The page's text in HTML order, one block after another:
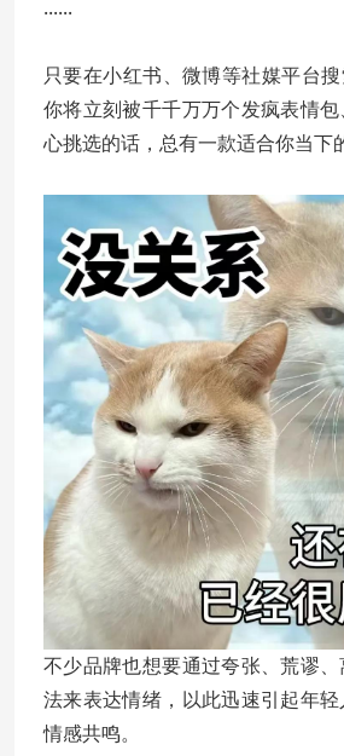
......
只要在小红书、微博等社媒平台搜
你将立刻被千千万万个发疯表情包
心挑选的话，总有一款适合你当下
不少品牌也想要通过夸张、荒谬
法来表达情绪，以此迅速引起年
情感共鸣。